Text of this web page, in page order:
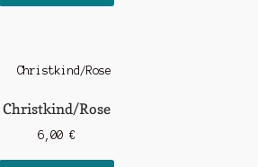
Christkind/Rose
6,00 €